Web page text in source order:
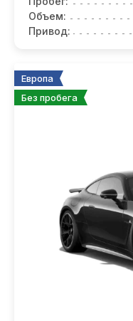
Объем:
Привод:
Европа
Без пробега